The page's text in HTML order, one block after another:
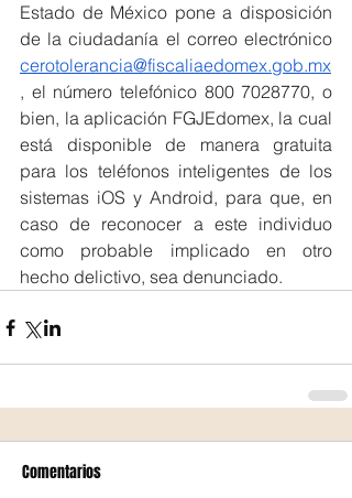
Estado de México pone a disposición
cerotolerancia@fiscaliaedomex.gob.mx
, el número telefónico 800 7028770, o
bien, la aplicación FGJEdomex, la cual
está disponible de manera gratuita
para los teléfonos inteligentes de los
sistemas iOS y Android, para que, en
caso de reconocer a este individuo
como probable implicado en otro
hecho delictivo, sea denunciado.
Comentarios